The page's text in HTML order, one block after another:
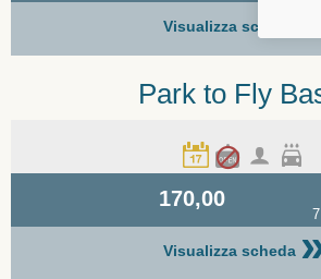
Visualizza scheda
Park to Fly
170,00
Visualizza scheda